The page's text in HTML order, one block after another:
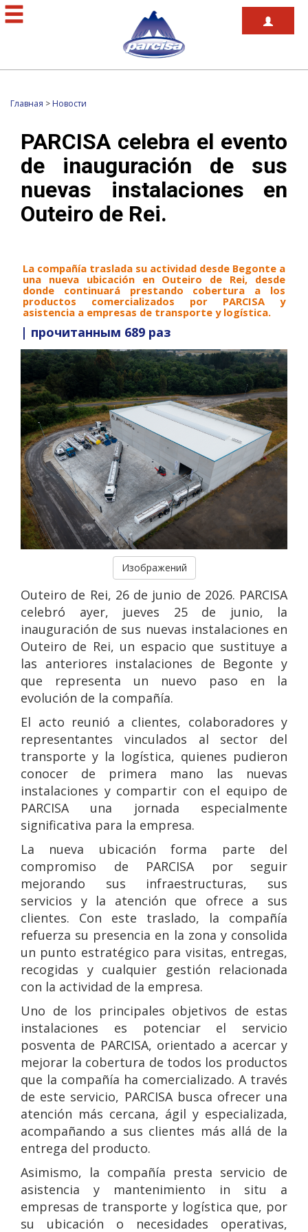
Главная > Новости
PARCISA celebra el evento
de inauguración de sus
nuevas instalaciones en
Outeiro de Rei.
La compañía traslada su actividad desde Begonte a
una nueva ubicación en Outeiro de Rei, desde
donde continuará prestando cobertura a los
productos comercializados por PARCISA y
asistencia a empresas de transporte y logística.
| прочитанным 689 раз
Изображений
Outeiro de Rei, 26 de junio de 2026. PARCISA
celebró ayer, jueves 25 de junio, la
inauguración de sus nuevas instalaciones en
Outeiro de Rei, un espacio que sustituye a
las anteriores instalaciones de Begonte y
que representa un nuevo paso en la
evolución de la compañía.
El acto reunió a clientes, colaboradores y
representantes vinculados al sector del
transporte y la logística, quienes pudieron
conocer de primera mano las nuevas
instalaciones y compartir con el equipo de
PARCISA una jornada especialmente
significativa para la empresa.
La nueva ubicación forma parte del
compromiso de PARCISA por seguir
mejorando sus infraestructuras, sus
servicios y la atención que ofrece a sus
clientes. Con este traslado, la compañía
refuerza su presencia en la zona y consolida
un punto estratégico para visitas, entregas,
recogidas y cualquier gestión relacionada
con la actividad de la empresa.
Uno de los principales objetivos de estas
instalaciones es potenciar el servicio
posventa de PARCISA, orientado a acercar y
mejorar la cobertura de todos los productos
que la compañía ha comercializado. A través
de este servicio, PARCISA busca ofrecer una
atención más cercana, ágil y especializada,
acompañando a sus clientes más allá de la
entrega del producto.
Asimismo, la compañía presta servicio de
asistencia y mantenimiento in situ a
empresas de transporte y logística que, por
su ubicación o necesidades operativas,